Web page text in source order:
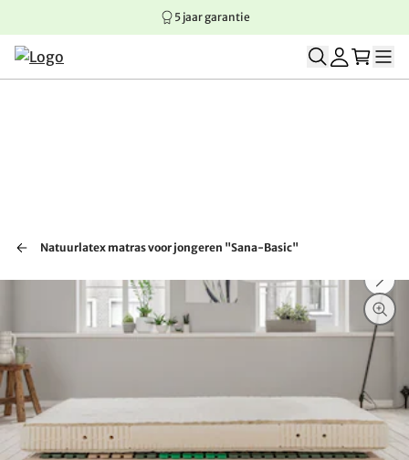
Springen naar hoofdinhoud
Springen naar hoofdnavigatie
Springen naar voettekst
5 jaar garantie
Natuurlatex matras voor jongeren "Sana-Basic"